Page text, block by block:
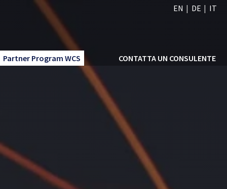
EN DE IT
Partner Program WCS CONTATTA UN CONSULENTE